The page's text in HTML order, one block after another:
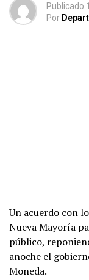
Publicado
Por
Un acuerdo con
Nueva Mayoría
público,
anoche el
Moneda.